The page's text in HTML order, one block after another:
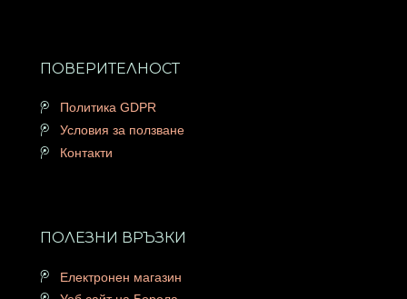
ПОВЕРИТЕЛНОСТ
Политика GDPR
Условия за ползване
Контакти
ПОЛЕЗНИ ВРЪЗКИ
Електронен магазин